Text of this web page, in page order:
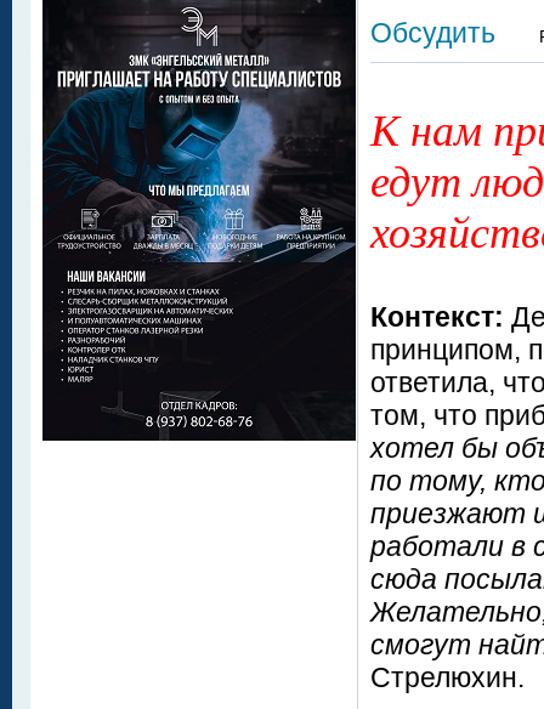
Обсудить
К нам
едут
Контекст:
принципом,
ответила,
том, что
хотел бы
по тому,
приезжают
работали в
сюда
смогут
Стрелюхин.